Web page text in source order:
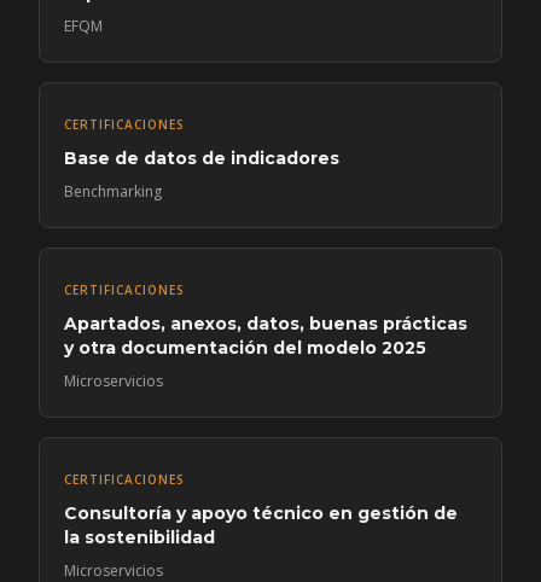
EFQM
CERTIFICACIONES
Base de datos de indicadores
Benchmarking
CERTIFICACIONES
Apartados, anexos, datos, buenas prácticas
y otra documentación del modelo 2025
Microservicios
CERTIFICACIONES
Consultoría y apoyo técnico en gestión de
la sostenibilidad
Microservicios